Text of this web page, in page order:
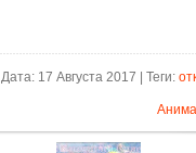
Дата: 17 Августа 2017 | Теги: